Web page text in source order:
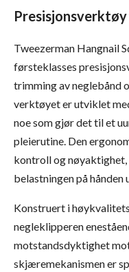
Tweezerman Hangnail
førsteklasses
trimming av neglebånd
verktøyet er utviklet
noe som gjør det til et
pleierutine. Den
kontroll og nøyaktighet,
belastningen på hånden
Konstruert i
negleklipperen
motstandsdyktighet
skjæremekanismen er